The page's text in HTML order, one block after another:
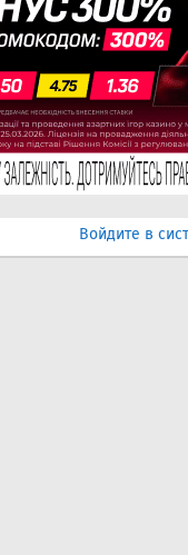
Войдите в